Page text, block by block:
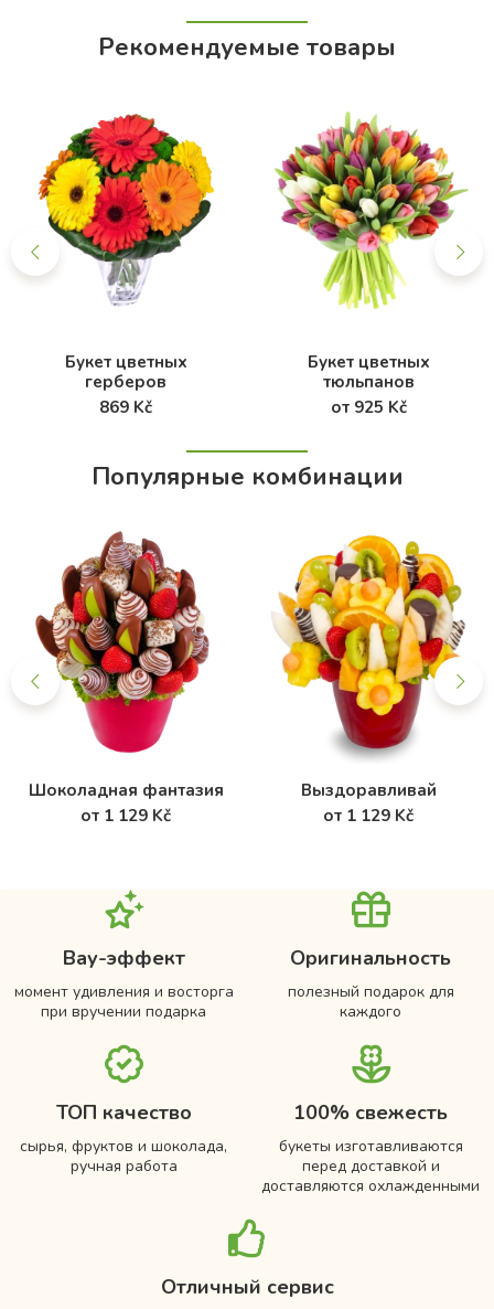
Рекомендуемые товары
Букет цветных
герберов
869 Kč
Букет цветных
тюльпанов
от 925 Kč
Популярные комбинации
Шоколадная фантазия
от 1 129 Kč
Выздоравливай
от 1 129 Kč
Вау-эффект
момент удивления и восторга
при вручении подарка
Оригинальность
полезный подарок для
каждого
ТОП качество
сырья, фруктов и шоколада,
ручная работа
100% свежесть
букеты изготавливаются
перед доставкой и
доставляются охлажденными
Отличный сервис